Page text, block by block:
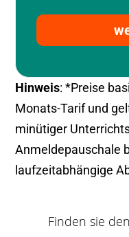
Hinweis: *Preise
Monats-Tarif und
minütiger
Anmeldepauschale
laufzeitabhängige
Finden sie